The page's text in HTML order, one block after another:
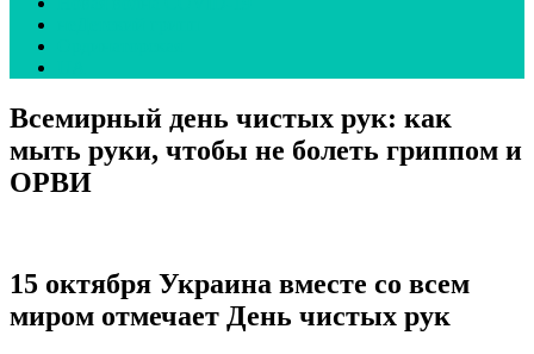
Всемирный день чистых рук: как
мыть руки, чтобы не болеть гриппом и
ОРВИ
15 октября Украина вместе со всем
миром отмечает День чистых рук